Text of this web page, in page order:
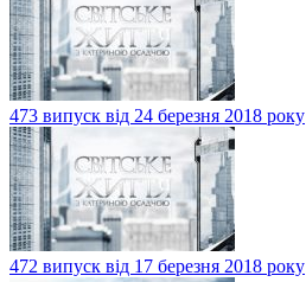
473 випуск від 24 березня 2018 року
472 випуск від 17 березня 2018 року